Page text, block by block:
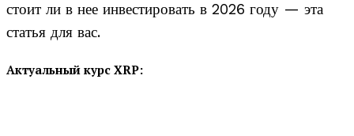
стоит ли в нее инвестировать в 2026 году — эта
статья для вас.
Актуальный курс XRP: